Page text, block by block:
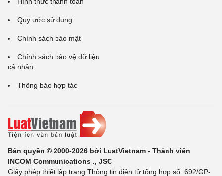
Quy ước sử dụng
Chính sách bảo mật
Chính sách bảo vệ dữ liệu
cá nhân
Thông báo hợp tác
Bản quyền © 2000-2026 bởi LuatVietnam - Thành viên
INCOM Communications ., JSC
Giấy phép thiết lập trang Thông tin điện tử tổng hợp số: 692/GP-